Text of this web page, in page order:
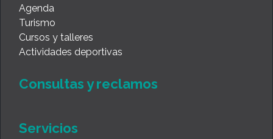
Agenda
Turismo
Cursos y talleres
Actividades deportivas
Consultas y reclamos
Servicios